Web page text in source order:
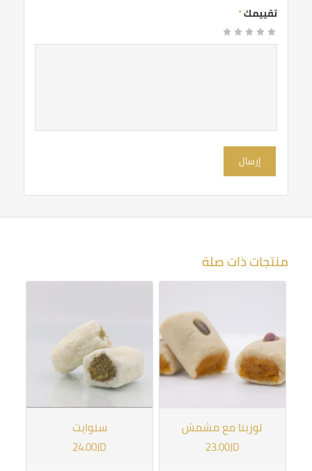
تقييمك*
1
23 من
4 من
5 من أصل 5
منتجات ذات صلة
لوزينا مع مشمش
23.00JD
سنوايت
24.00JD